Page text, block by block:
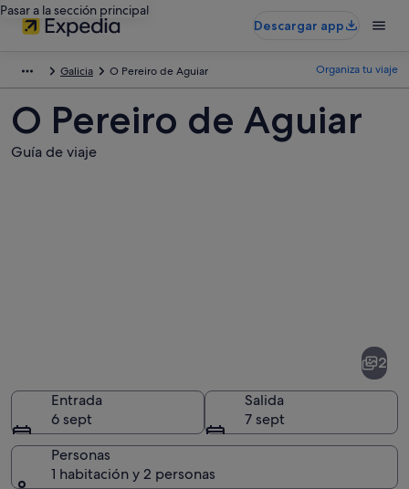
Pasar a la sección principal
Descargar app
Galicia O Pereiro de Aguiar Organiza tu viaje
O Pereiro de Aguiar
Guía de viaje
de
Aguiar
2
Entrada
6 sept
Salida
7 sept
Personas
1 habitación y 2 personas